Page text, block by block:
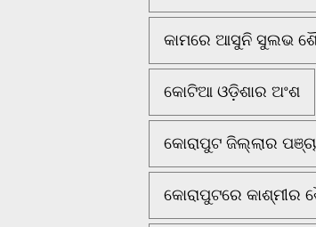
କାମରେ ଆସୁନି ସୁଲଭ
କୋଟିଆ ଓଡ଼ିଶାର ଅଂଶ
କୋରାପୁଟ ଜିଲ୍ଲାର
କୋରାପୁଟରେ କାଶ୍ମୀର